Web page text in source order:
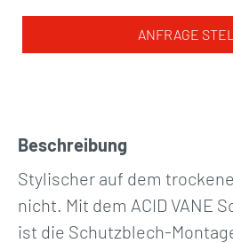
ANFRAGE
Beschreibung
Stylischer auf dem
nicht. Mit dem ACID VANE
ist die Schutzblech-